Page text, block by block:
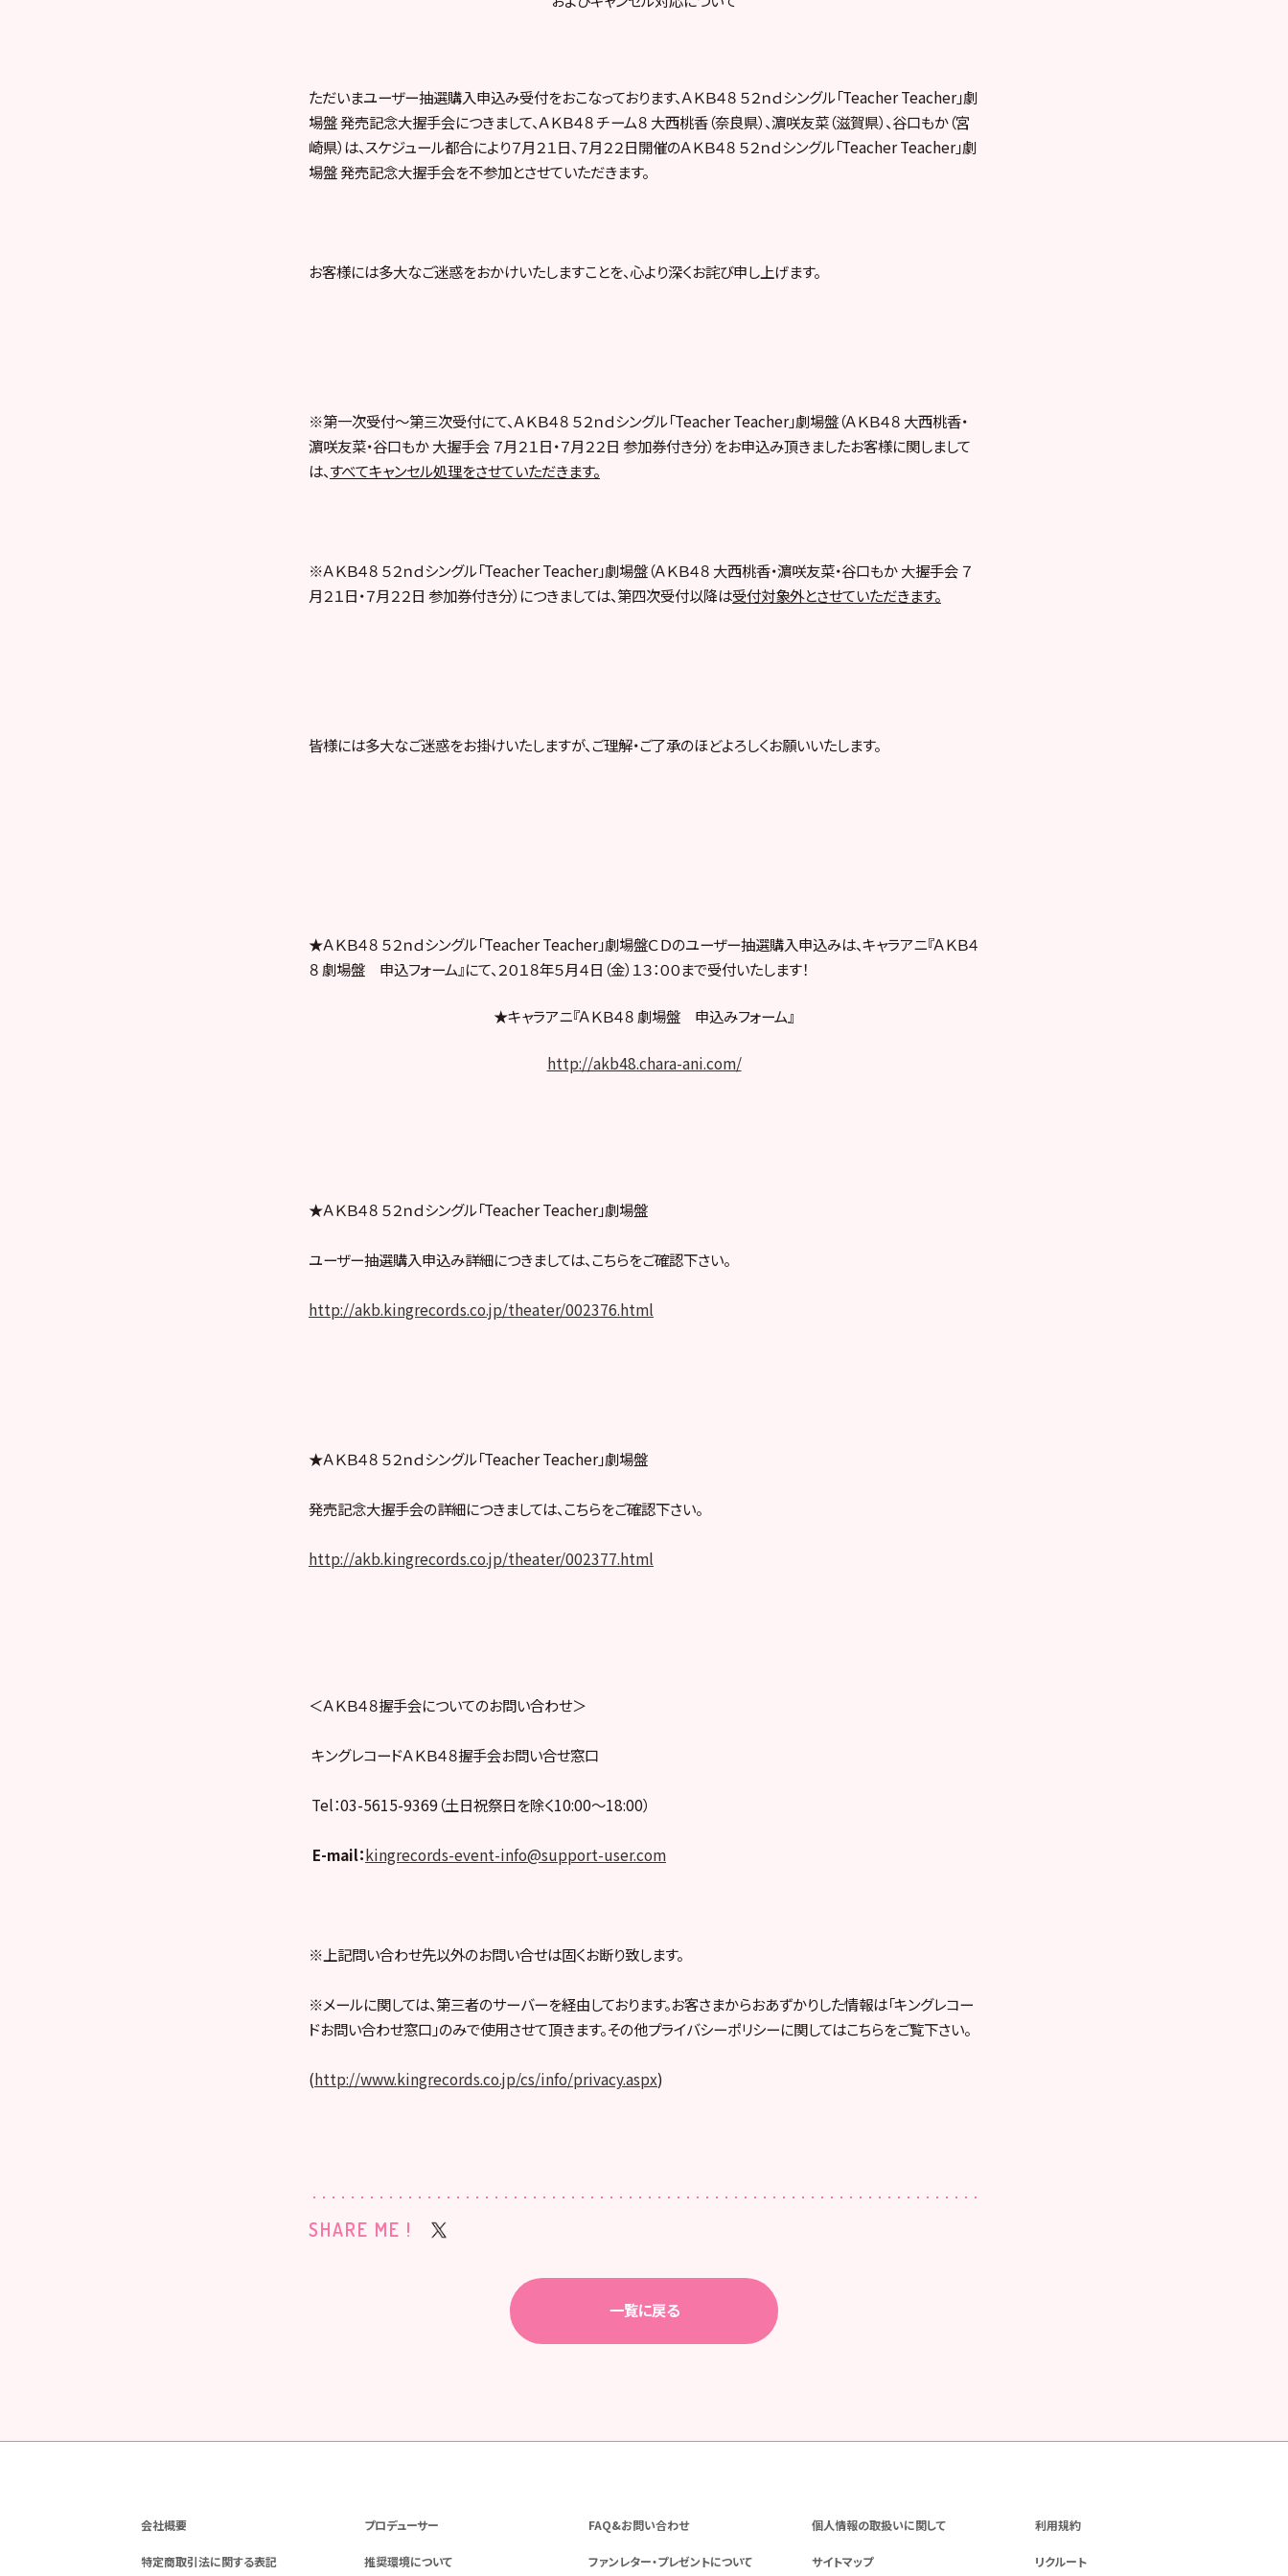
ただいまユーザー抽選購入申込み受付をおこなっております、ＡＫＢ４８ ５２ｎｄシングル「Teacher Teacher」劇
場盤 発売記念大握手会につきまして、ＡＫＢ４８ チーム８ 大西桃香（奈良県）、濵咲友菜（滋賀県）、谷口もか（宮
崎県）は、スケジュール都合により７月２１日、７月２２日開催のＡＫＢ４８ ５２ｎｄシングル「Teacher Teacher」劇
場盤 発売記念大握手会を不参加とさせていただきます。
お客様には多大なご迷惑をおかけいたしますことを、心より深くお詫び申し上げます。
※第一次受付〜第三次受付にて、ＡＫＢ４８ ５２ｎｄシングル「Teacher Teacher」劇場盤（ＡＫＢ４８ 大西桃香・
濵咲友菜・谷口もか 大握手会 ７月２１日・７月２２日 参加券付き分）をお申込み頂きましたお客様に関しまして
は、すべてキャンセル処理をさせていただきます。
※ＡＫＢ４８ ５２ｎｄシングル「Teacher Teacher」劇場盤（ＡＫＢ４８ 大西桃香・濵咲友菜・谷口もか 大握手会 ７
月２１日・７月２２日 参加券付き分）につきましては、第四次受付以降は受付対象外とさせていただきます。
皆様には多大なご迷惑をお掛けいたしますが、ご理解・ご了承のほどよろしくお願いいたします。
★ＡＫＢ４８ ５２ｎｄシングル「Teacher Teacher」劇場盤ＣＤのユーザー抽選購入申込みは、キャラアニ『ＡＫＢ４
８ 劇場盤 申込フォーム』にて、２０１８年５月４日（金）１３：００まで受付いたします！
★キャラアニ『ＡＫＢ４８ 劇場盤 申込みフォーム』
http://akb48.chara-ani.com/
★ＡＫＢ４８ ５２ｎｄシングル「Teacher Teacher」劇場盤
ユーザー抽選購入申込み詳細につきましては、こちらをご確認下さい。
http://akb.kingrecords.co.jp/theater/002376.html
★ＡＫＢ４８ ５２ｎｄシングル「Teacher Teacher」劇場盤
発売記念大握手会の詳細につきましては、こちらをご確認下さい。
http://akb.kingrecords.co.jp/theater/002377.html
＜ＡＫＢ４８握手会についてのお問い合わせ＞
キングレコードＡＫＢ４８握手会お問い合せ窓口
Tel：03-5615-9369（土日祝祭日を除く10:00〜18:00）
E-mail：kingrecords-event-info@support-user.com
※上記問い合わせ先以外のお問い合せは固くお断り致します。
※メールに関しては、第三者のサーバーを経由しております。お客さまからおあずかりした情報は「キングレコー
ドお問い合わせ窓口」のみで使用させて頂きます。その他プライバシーポリシーに関してはこちらをご覧下さい。
(http://www.kingrecords.co.jp/cs/info/privacy.aspx)
SHARE ME !
一覧に戻る
会社概要 プロデューサー FAQ&お問い合わせ 個人情報の取扱いに関して 利用規約
特定商取引法に関する表記 推奨環境について ファンレター・プレゼントについて サイトマップ リクルート